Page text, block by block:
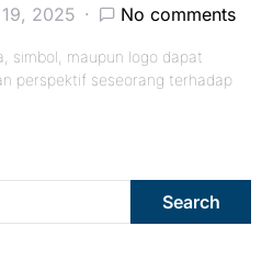
2025
No comments
simbol, maupun logo dapat
perspektif seseorang terhadap
Search